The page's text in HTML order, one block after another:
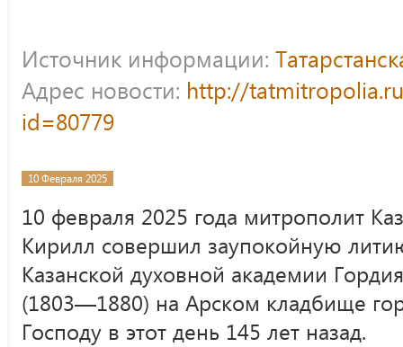
Источник информации:
Адрес новости: http://
id=80779
10 Февраля 2025
10 февраля 2025 года митрополит
Кирилл совершил заупокойную
Казанской духовной академии
(1803—1880) на Арском кладбище
Господу в этот день 145 лет назад.